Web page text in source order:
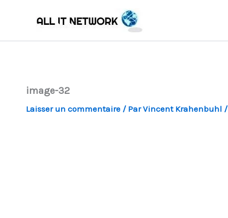
image-32
Laisser un commentaire / ParVincent Krahenbuhl /